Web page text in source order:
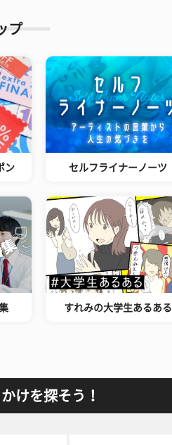
プ
ン セルフライナーノーツ
すれみの大学生あるある
けを探そう！